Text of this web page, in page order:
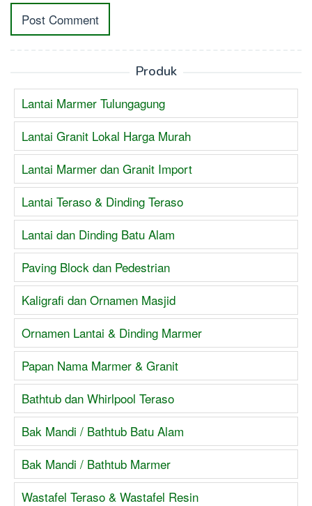
Produk
Lantai Marmer Tulungagung
Lantai Granit Lokal Harga Murah
Lantai Marmer dan Granit Import
Lantai Teraso & Dinding Teraso
Lantai dan Dinding Batu Alam
Paving Block dan Pedestrian
Kaligrafi dan Ornamen Masjid
Ornamen Lantai & Dinding Marmer
Papan Nama Marmer & Granit
Bathtub dan Whirlpool Teraso
Bak Mandi / Bathtub Batu Alam
Bak Mandi / Bathtub Marmer
Wastafel Teraso & Wastafel Resin